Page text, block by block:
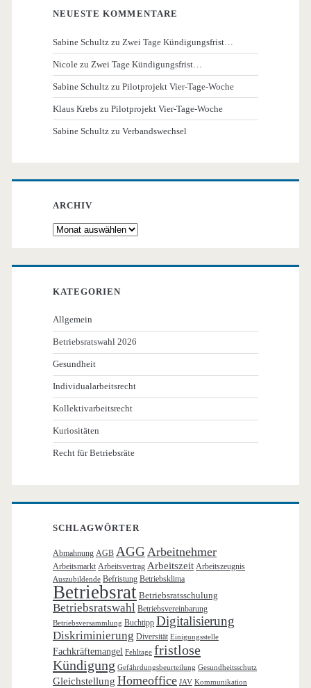
NEUESTE KOMMENTARE
Sabine Schultz zu Zwei Tage Kündigungsfrist…
Nicole zu Zwei Tage Kündigungsfrist…
Sabine Schultz zuPilotprojekt Vier-Tage-Woche
Klaus Krebs zuPilotprojekt Vier-Tage-Woche
Sabine Schultz zuVerbandswechsel
ARCHIV
Archiv
KATEGORIEN
Allgemein
Betriebsratswahl 2026
Gesundheit
Individualarbeitsrecht
Kollektivarbeitsrecht
Kuriositäten
Recht für Betriebsräte
SCHLAGWÖRTER
Abmahnung AGB AGG Arbeitnehmer
Arbeitsmarkt Arbeitsvertrag Arbeitszeit Arbeitszeugnis
Auszubildende Befristung Betriebsklima
Betriebsrat Betriebsratsschulung
Betriebsratswahl Betriebsvereinbarung
Betriebsversammlung Buchtipp Digitalisierung
Diskriminierung Diversität Einigungsstelle
Fachkräftemangel Fehltage fristlose
Kündigung Gefährdungsbeurteilung Gesundheitsschutz
Gleichstellung Homeoffice JAV Kommunikation